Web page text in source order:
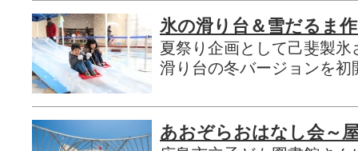
氷の滑り台＆雪だるま
夏祭り企画として己斐製
滑り台の冬バージョンを初
あおぞらおはなし会～